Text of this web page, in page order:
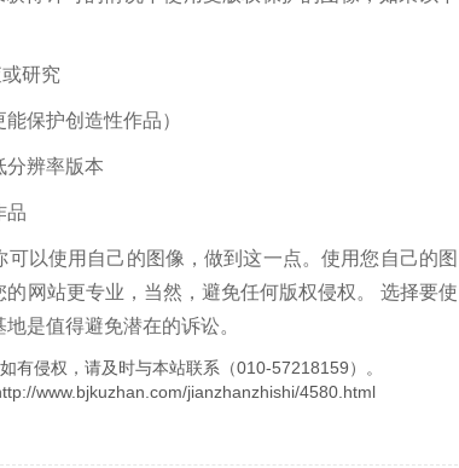
研究
保护创造性作品）
辨率版本
品
以使用自己的图像，做到这一点。使用您自己的图
网站更专业，当然，避免任何版权侵权。
选择要使
是值得避免潜在的诉讼。
有侵权，请及时与本站联系（010-57218159）。
www.bjkuzhan.com/jianzhanzhishi/4580.html